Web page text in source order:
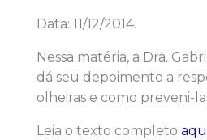
Data: 11/12/2014.
Nessa matéria, a Dra.
dá seu depoimento a
olheiras e como preveni-
Leia o texto completo